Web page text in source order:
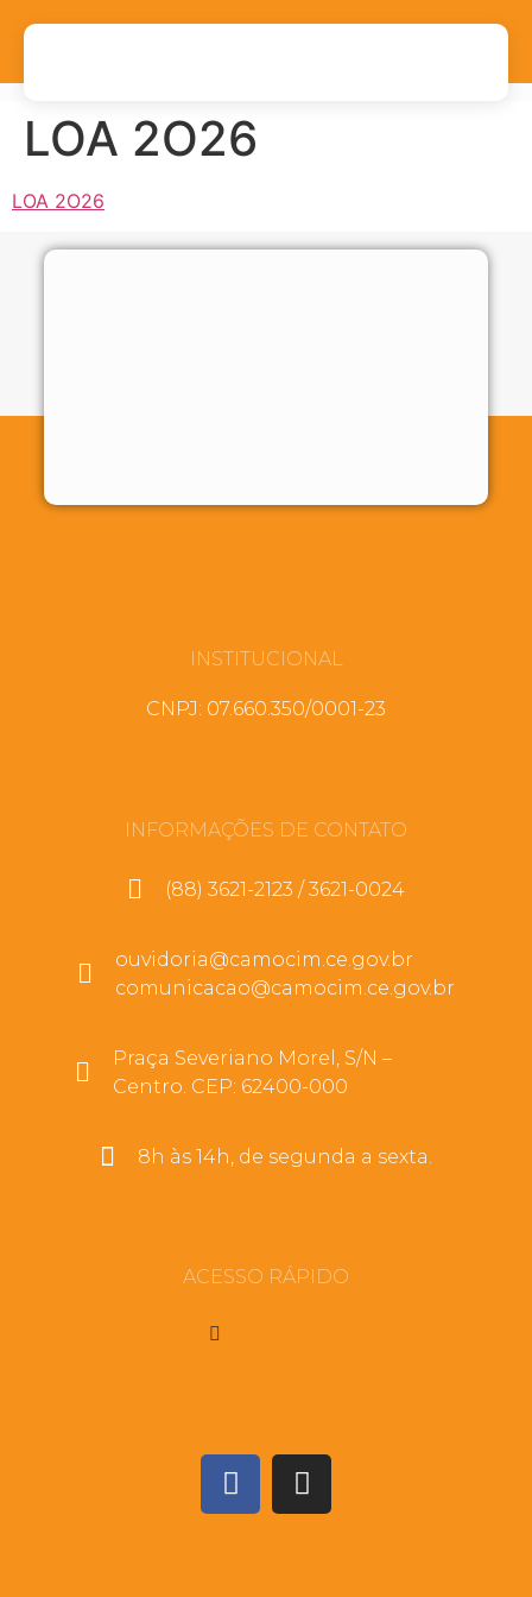
LOA 2O26
LOA 2O26
INSTITUCIONAL
CNPJ: 07.660.350/0001-23
INFORMAÇÕES DE CONTATO
(88) 3621-2123 / 3621-0024
ouvidoria@camocim.ce.gov.br
comunicacao@camocim.ce.gov.br
Praça Severiano Morel, S/N –
Centro. CEP: 62400-000
8h às 14h, de segunda a sexta.
ACESSO RÁPIDO